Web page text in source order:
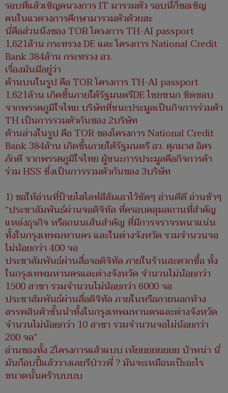
รอบที่แล้วเชิญคนวงการ IT มารวมตัว รอบนี้ก็ขอเชิญ
คนในแวดวงการศึกษามารวมตัวด้วยฮะ
นี่คือส่วนนึงของ TOR โครงการ TH-AI passport
1,621ล้าน กระทรวง DE และ โครงการ National Credit
Bank 384ล้าน กระทรวง อว.
เรื่องมันมีอยู่ว่า
ด้านบนในรูป คือ TOR โครงการ TH-AI passport
1,621ล้าน เกิดขึ้นภายใต้รัฐมนตรีDE ไชยชนก ชิดชอบ
จากพรรคภูมิใจไทย บริษัทที่ชนะประมูลเป็นกิจการร่วมค้า
TH เป็นการรวมตัวกันของ 2บริษัท
ด้านล่างในรูป คือ TOR ของโครงการ National Credit
Bank 384ล้าน เกิดขึ้นภายใต้รัฐมนตรี อว. ศุภมาส อิศร
ภักดี จากพรรคภูมิใจไทย ผู้ชนะการประมูลคือกิจการค้า
ร่วม HSS ซึ่งเป็นการรวมตัวกันของ 3บริษัท
1) ขอให้อ่านที่ป้ายไฮไลท์สีส้มเอาไว้ชัดๆ อ่านดีดี อ่านช้าๆ
“ประชาสัมพันธ์ผ่านจอดิจิทัล ที่ครอบคลุมสถานที่สำคัญ
แหล่งธุรกิจ หรือถนนเส้นสำคัญ ที่มีการจราจรหนาแน่น
ทั้งในกรุงเทพมหานคร และในต่างจังหวัด รวมจำนวนจอ
ไม่น้อยกว่า 400 จอ
ประชาสัมพันธ์ผ่านสื่อจอดิจิทัล ภายในร้านสะดวกซื้อ ทั้ง
ในกรุงเทพมหานครและต่างจังหวัด จำนวนไม่น้อยกว่า
1500 สาขา รวมจำนวนไม่น้อยกว่า 6000 จอ
ประชาสัมพันธ์ผ่านสื่อดิจิทัล ภายในหรือภายนอกห้าง
สรรพสินค้าชั้นนำทั้งในกรุงเทพมหานครและต่างจังหวัด
จำนวนไม่น้อยกว่า 10 สาขา รวมจำนวนจอไม่น้อยกว่า
200 จอ”
อ่านของทั้ง 2โครงการแล้วแบบ เห้ยยยยยยยย บ้าหน่า นี่
มันก็อบปี้แล้ววางเลยรึป่าวพี่ ? มันจะเหมือนเป๊ะอะไร
ขนาดนั้นคร้าบบบบ